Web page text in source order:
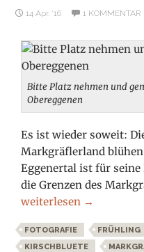
14 Apr. ’16 1 KOMMENTAR
Bitte Platz nehmen und
Obereggenen
Es ist wieder soweit:
Markgräflerland
Eggenertal ist für
die Grenzen des
Kirschblüte im
weiterlesen →
FOTOGRAFIE FRÜHLING
KIRSCHBLUETE